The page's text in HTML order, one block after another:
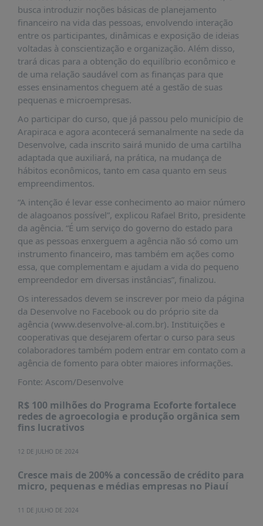
DADOS
FRENTE
PARLAMENTAR
SOBRE
A
FRENTE
MATERIAIS
INFORMAÇÕES
CURSOS
E
EVENTOS
INSCRIÇÕES
MATERIAIS
DISPONÍVEIS
PUBLICAÇÕES
REVISTA
RUMOS
LIVROS
ESTUDOS
NOTÍCIAS
PRÊMIO
BID
PRÊMIO
DE
JORNALISMO
SABER
+
CONTATO
busca introduzir noções básicas de planejamento
financeiro na vida das pessoas, envolvendo interação
entre os participantes, dinâmicas e exposição de ideias
voltadas à conscientização e organização. Além disso,
trará dicas para a obtenção do equilíbrio econômico e
de uma relação saudável com as finanças para que
esses ensinamentos cheguem até a gestão de suas
pequenas e microempresas.
Ao participar do curso, que já passou pelo município de
Arapiraca e agora acontecerá semanalmente na sede da
Desenvolve, cada inscrito sairá munido de uma cartilha
adaptada que auxiliará, na prática, na mudança de
hábitos econômicos, tanto em casa quanto em seus
empreendimentos.
“A intenção é levar esse conhecimento ao maior número
de alagoanos possível”, explicou Rafael Brito, presidente
da agência. “É um serviço do governo do estado para
que as pessoas enxerguem a agência não só como um
instrumento financeiro, mas também em ações como
essa, que complementam e ajudam a vida do pequeno
empreendedor em diversas instâncias”, finalizou.
Os interessados devem se inscrever por meio da página
da Desenvolve no Facebook ou do próprio site da
agência (www.desenvolve-al.com.br). Instituições e
cooperativas que desejarem ofertar o curso para seus
colaboradores também podem entrar em contato com a
agência de fomento para obter maiores informações.
Fonte: Ascom/Desenvolve
R$ 100 milhões do Programa Ecoforte fortalece
redes de agroecologia e produção orgânica sem
fins lucrativos
12 DE JULHO DE 2024
Cresce mais de 200% a concessão de crédito para
micro, pequenas e médias empresas no Piauí
11 DE JULHO DE 2024